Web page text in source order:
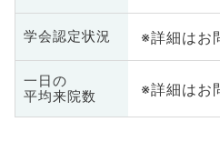
学会認定状況 ※詳細はお
一日の
平均来院数
※詳細はお